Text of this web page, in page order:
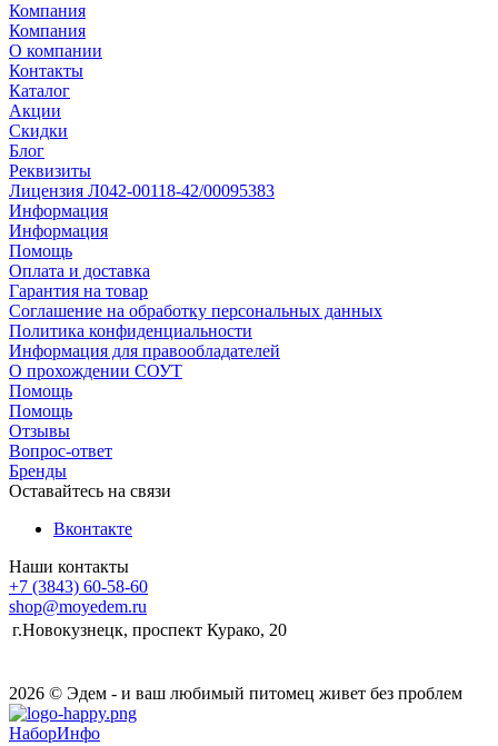
Компания
Компания
О компании
Контакты
Каталог
Акции
Скидки
Блог
Реквизиты
Лицензия Л042-00118-42/00095383
Информация
Информация
Помощь
Оплата и доставка
Гарантия на товар
Соглашение на обработку персональных данных
Политика конфиденциальности
Информация для правообладателей
О прохождении СОУТ
Помощь
Помощь
Отзывы
Вопрос-ответ
Бренды
Оставайтесь на связи
Вконтакте
Наши контакты
+7 (3843) 60-58-60
shop@moyedem.ru
г.Новокузнецк, проспект Курако, 20
2026 © Эдем - и ваш любимый питомец живет без проблем
НаборИнфо